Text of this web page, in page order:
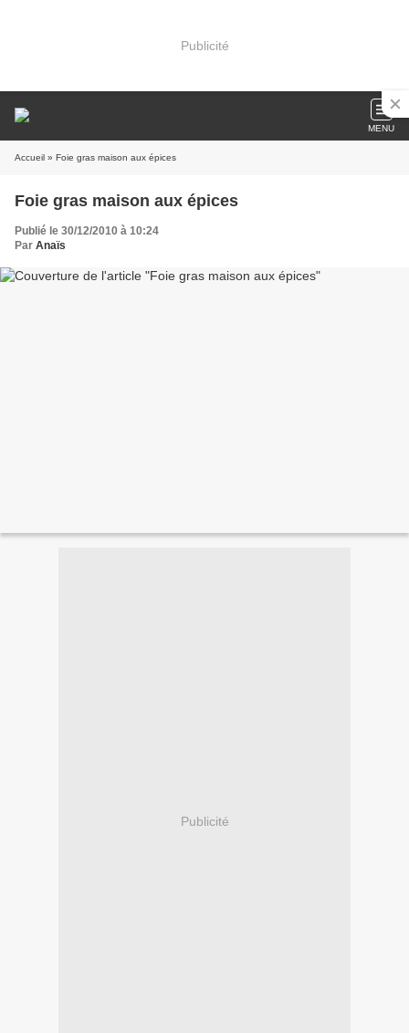
Publicité
MENU
Accueil » Foie gras maison aux épices
Foie gras maison aux épices
Publié le 30/12/2010 à 10:24
Par Anaïs
Publicité